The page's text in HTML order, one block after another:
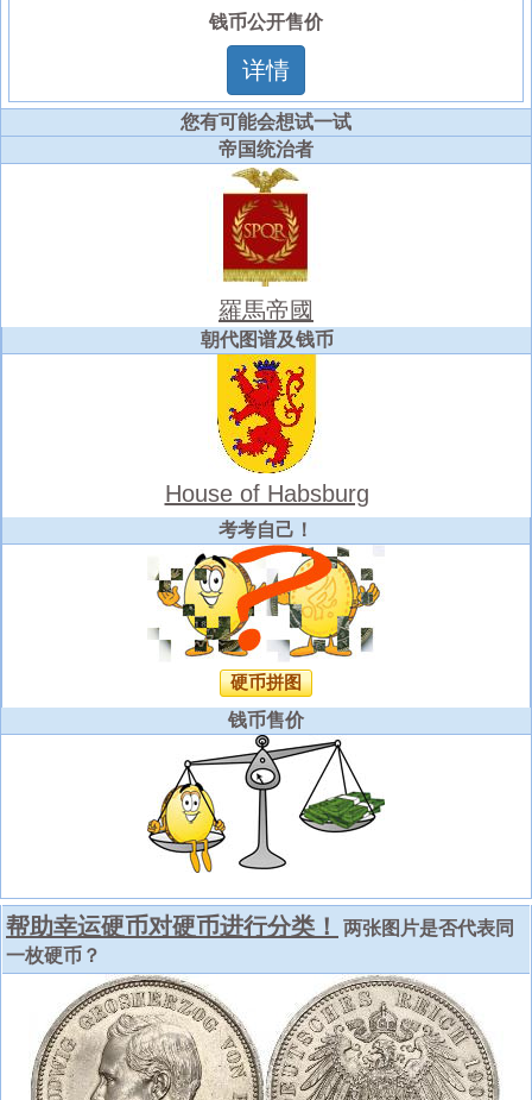
钱币公开售价
详情
您有可能会想试一试
帝国统治者
羅馬帝國
朝代图谱及钱币
House of Habsburg
考考自己！
硬币拼图
钱币售价
帮助幸运硬币对硬币进行分类！
两张图片是否代表同
一枚硬币？